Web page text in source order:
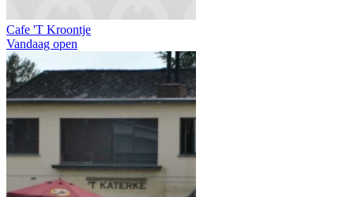
Cafe 'T Kroontje
Vandaag open